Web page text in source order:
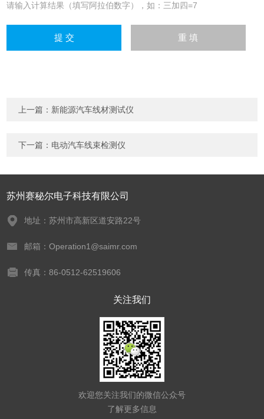
请输入计算结果（填写阿拉伯数字），如：三加四=7
上一篇： 新能源汽车线材测试仪
下一篇： 电动汽车线束检测仪
苏州赛秘尔电子科技有限公司
地址：苏州市高新区道安路22号
邮箱：Operation1@saimr.com
传真：86-0512-62519606
关注我们
欢迎您关注我们的微信公众号
了解更多信息